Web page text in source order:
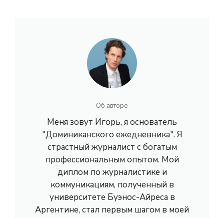
Об авторе
Меня зовут Игорь, я основатель
"Доминиканского ежедневника". Я
страстный журналист с богатым
профессиональным опытом. Мой
диплом по журналистике и
коммуникациям, полученный в
университете Буэнос-Айреса в
Аргентине, стал первым шагом в моей